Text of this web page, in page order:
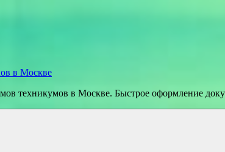
в Москве
техникумов в Москве. Быстрое оформление